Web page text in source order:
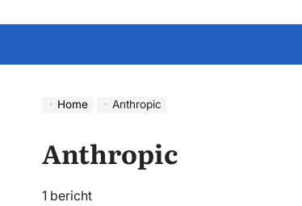
Home Anthropic
Anthropic
1 bericht